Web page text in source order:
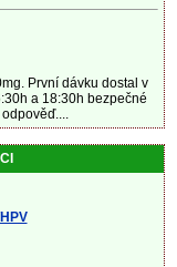
První dávku dostal v
a 18:30h bezpečné